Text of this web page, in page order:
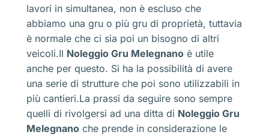
lavori in simultanea, non è escluso che
abbiamo una gru o più gru di proprietà, tuttavia
è normale che ci sia poi un bisogno di altri
veicoli.Il Noleggio Gru Melegnano è utile
anche per questo. Si ha la possibilità di avere
una serie di strutture che poi sono utilizzabili in
più cantieri.La prassi da seguire sono sempre
quelli di rivolgersi ad una ditta di Noleggio Gru
Melegnano che prende in considerazione le